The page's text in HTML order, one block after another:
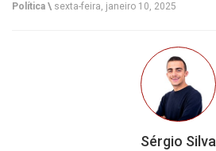
Política \ sexta-feira, janeiro 10, 2025
Sérgio Silva